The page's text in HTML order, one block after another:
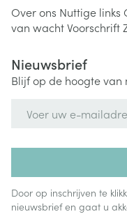
Over ons Nuttige links
van wachtVoorschrift
Nieuwsbrief
Blijf op de hoogte
Door op inschrijven te
nieuwsbrief en gaat u